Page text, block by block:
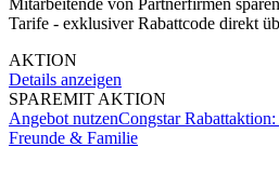
Tarife - exklusiver Rabattcode direkt
AKTION
Details anzeigen
SPAREMIT AKTION
Angebot nutzenCongstar
Freunde & Familie